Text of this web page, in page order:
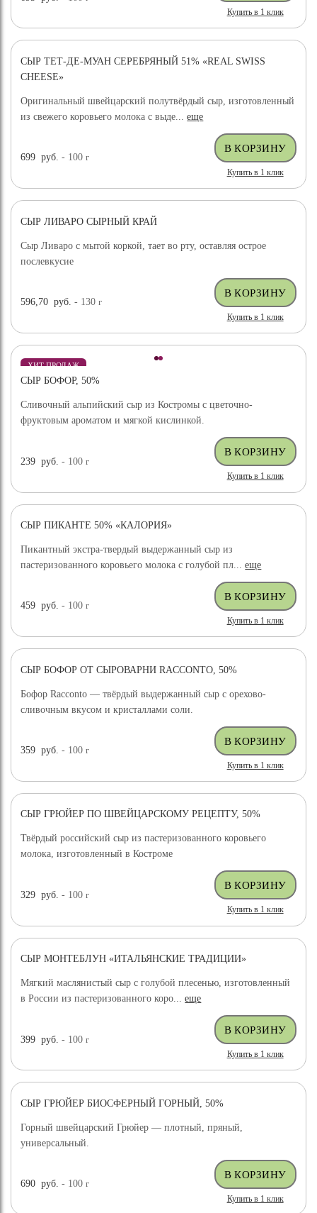
Купить в 1 клик
СЫР ТЕТ-ДЕ-МУАН СЕРЕБРЯНЫЙ 51% «REAL SWISS
CHEESE»
Оригинальный швейцарский полутвёрдый сыр, изготовленный
из свежего коровьего молока с выде...еще
699 руб. - 100г
Купить в 1 клик
СЫР ЛИВАРО СЫРНЫЙ КРАЙ
Сыр Ливаро с мытой коркой, тает во рту, оставляя острое
послевкусие
596,70 руб. - 130г
Купить в 1 клик
ХИТ ПРОДАЖ
СЫР БОФОР, 50%
Сливочный альпийский сыр из Костромы с цветочно-
фруктовым ароматом и мягкой кислинкой.
239 руб. - 100г
Купить в 1 клик
СЫР ПИКАНТЕ 50% «КАЛОРИЯ»
Пикантный экстра-твердый выдержанный сыр из
пастеризованного коровьего молока с голубой пл...еще
459 руб. - 100г
Купить в 1 клик
СЫР БОФОР ОТ СЫРОВАРНИ RACCONTO, 50%
Бофор Racconto — твёрдый выдержанный сыр с орехово-
сливочным вкусом и кристаллами соли.
359 руб. - 100г
Купить в 1 клик
ХИТ ПРОДАЖ
СЫР ГРЮЙЕР ПО ШВЕЙЦАРСКОМУ РЕЦЕПТУ, 50%
Твёрдый российский сыр из пастеризованного коровьего
молока, изготовленный в Костроме
329 руб. - 100г
Купить в 1 клик
СЫР МОНТЕБЛУН «ИТАЛЬЯНСКИЕ ТРАДИЦИИ»
Мягкий маслянистый сыр с голубой плесенью, изготовленный
в России из пастеризованного коро...еще
399 руб. - 100г
Купить в 1 клик
СЫР ГРЮЙЕР БИОСФЕРНЫЙ ГОРНЫЙ, 50%
Горный швейцарский Грюйер — плотный, пряный,
универсальный.
690 руб. - 100г
Купить в 1 клик